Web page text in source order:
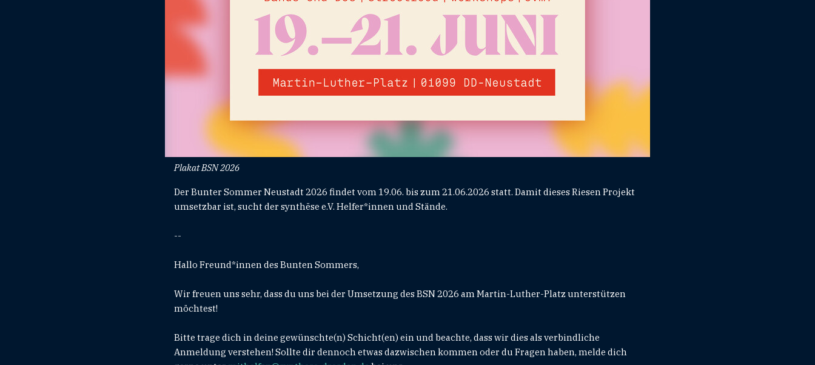
Plakat BSN 2026
Der Bunter Sommer Neustadt 2026 findet vom 19.06. bis zum 21.06.2026 statt. Damit dieses Riesen Projekt
umsetzbar ist, sucht der synthēse e.V. Helfer*innen und Stände.
--
Hallo Freund*innen des Bunten Sommers,
Wir freuen uns sehr, dass du uns bei der Umsetzung des BSN 2026 am Martin-Luther-Platz unterstützen
möchtest!
Bitte trage dich in deine gewünschte(n) Schicht(en) ein und beachte, dass wir dies als verbindliche
Anmeldung verstehen! Sollte dir dennoch etwas dazwischen kommen oder du Fragen haben, melde dich